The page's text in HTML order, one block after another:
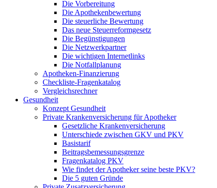
Die Vorbereitung
Die Apothekenbewertung
Die steuerliche Bewertung
Das neue Steuerreformgesetz
Die Begünstigungen
Die Netzwerkpartner
Die wichtigen Internetlinks
Die Notfallplanung
Apotheken-Finanzierung
Checkliste-Fragenkatalog
Vergleichsrechner
Gesundheit
Konzept Gesundheit
Private Krankenversicherung für Apotheker
Gesetzliche Krankenversicherung
Unterschiede zwischen GKV und PKV
Basistarif
Beitragsbemessungsgrenze
Fragenkatalog PKV
Wie findet der Apotheker seine beste PKV?
Die 5 guten Gründe